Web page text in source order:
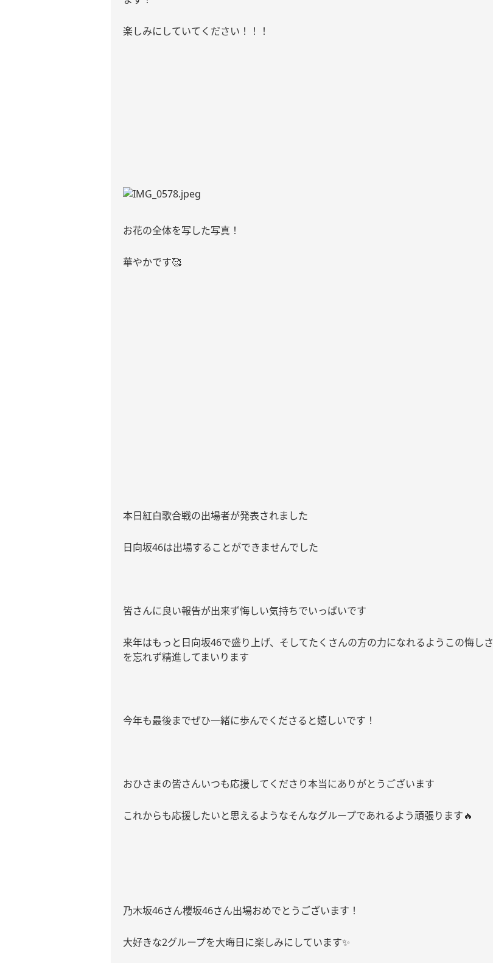
楽しみにしていてください！！！
お花の全体を写した写真！
華やかです🥰
本日紅白歌合戦の出場者が発表されました
日向坂46は出場することができませんでした
皆さんに良い報告が出来ず悔しい気持ちでいっぱいです
来年はもっと日向坂46で盛り上げ、そしてたくさんの方の力になれるようこの悔しさ
を忘れず精進してまいります
今年も最後までぜひ一緒に歩んでくださると嬉しいです！
おひさまの皆さんいつも応援してくださり本当にありがとうございます
これからも応援したいと思えるようなそんなグループであれるよう頑張ります🔥
乃木坂46さん櫻坂46さん出場おめでとうございます！
大好きな2グループを大晦日に楽しみにしています✨